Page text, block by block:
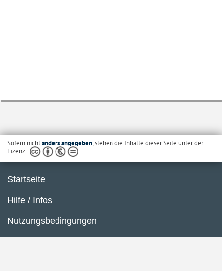
Sofern nichtanders angegeben, stehen die Inhalte dieser Seite unter der
Lizenz
Startseite
Hilfe / Infos
Nutzungsbedingungen